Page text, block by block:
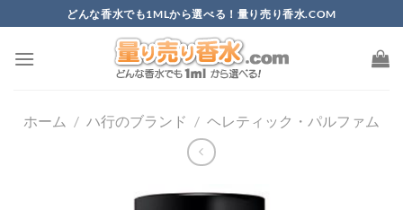
to
content
どんな香水でも1MLから選べる！量り売り香水.COM
ホーム / ハ行のブランド / ヘレティック・パルファム